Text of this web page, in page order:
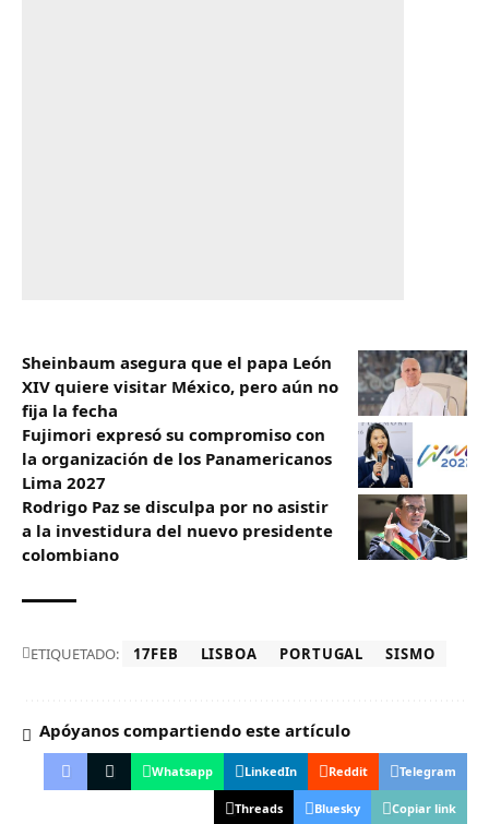
Sheinbaum asegura que el papa León
XIV quiere visitar México, pero aún no
fija la fecha
Fujimori expresó su compromiso con
la organización de los Panamericanos
Lima 2027
Rodrigo Paz se disculpa por no asistir
a la investidura del nuevo presidente
colombiano
ETIQUETADO: 17FEB LISBOA PORTUGAL SISMO
Apóyanos compartiendo este artículo
Whatsapp LinkedIn Reddit Telegram
Threads Bluesky Copiar link